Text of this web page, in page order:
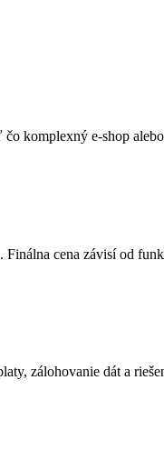
komplexný e-shop
cena závisí od
zálohovanie dát a